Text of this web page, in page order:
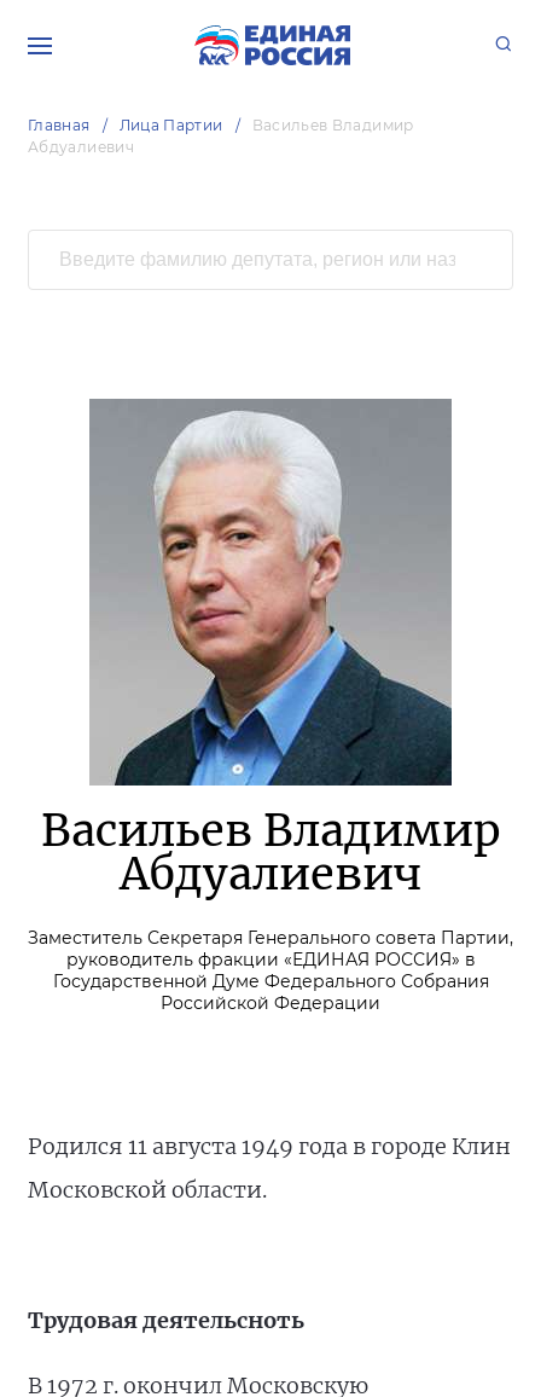
Главная Лица Партии
Васильев Владимир
Абдуалиевич
Васильев Владимир
Абдуалиевич
Заместитель Секретаря Генерального совета Партии,
руководитель фракции «ЕДИНАЯ РОССИЯ» в
Государственной Думе Федерального Собрания
Российской Федерации
Родился 11 августа 1949 года в городе Клин
Московской области.
Трудовая деятельсноть
В 1972 г. окончил Московскую